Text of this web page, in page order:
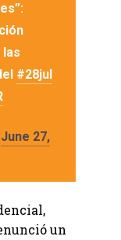
#28jul
June 27,
un